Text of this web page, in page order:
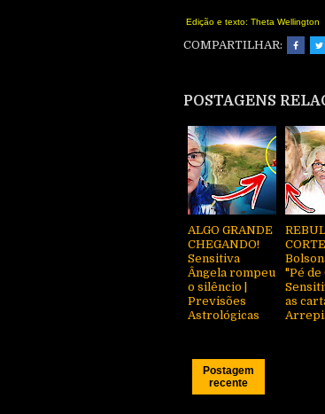
Edição e texto: Theta Wellington
COMPARTILHAR:
POSTAGENS
ALGO GRANDE
CHEGANDO!
Sensitiva
Ângela rompeu
o silêncio |
Previsões
Astrológicas
"Pé de
as
Postagem
recente